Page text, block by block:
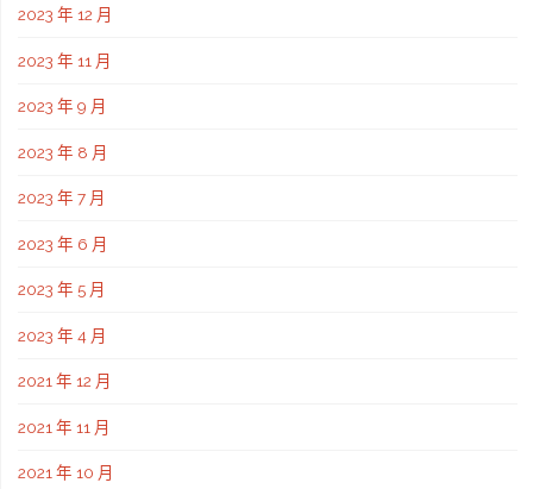
2023 年 12 月
2023 年 11 月
2023 年 9 月
2023 年 8 月
2023 年 7 月
2023 年 6 月
2023 年 5 月
2023 年 4 月
2021 年 12 月
2021 年 11 月
2021 年 10 月